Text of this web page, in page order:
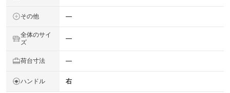
その他 ―
全体のサイ
ズ
―
荷台寸法 ―
ハンドル 右